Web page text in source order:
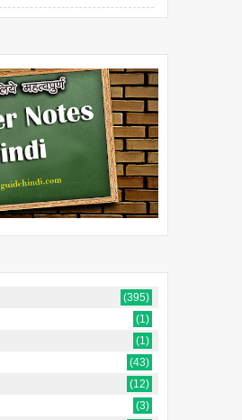
(395)
(1)
(1)
(43)
(12)
(3)